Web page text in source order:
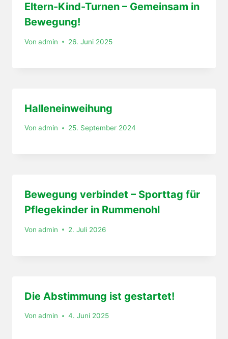
Eltern-Kind-Turnen – Gemeinsam in
Bewegung!
Von admin 26. Juni 2025
Halleneinweihung
Von admin 25. September 2024
Bewegung verbindet – Sporttag für
Pflegekinder in Rummenohl
Von admin 2. Juli 2026
Die Abstimmung ist gestartet!
Von admin 4. Juni 2025